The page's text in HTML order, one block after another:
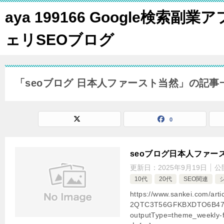
aya 199166 Google検索副業ア
ェリSEOブログ
「seoブログ 日本人ファースト当然」の記事
0
seoブログ日本人ファー
更新日： 2025年9月19日 公
10代 20代 SEO関連
https://www.sankei.com/